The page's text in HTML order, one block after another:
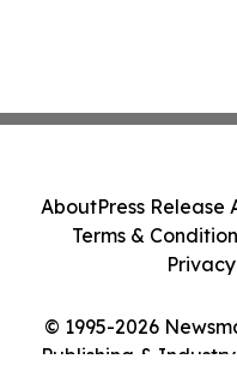
© 1995-2026
Publishing &
AboutPress Release
Terms &